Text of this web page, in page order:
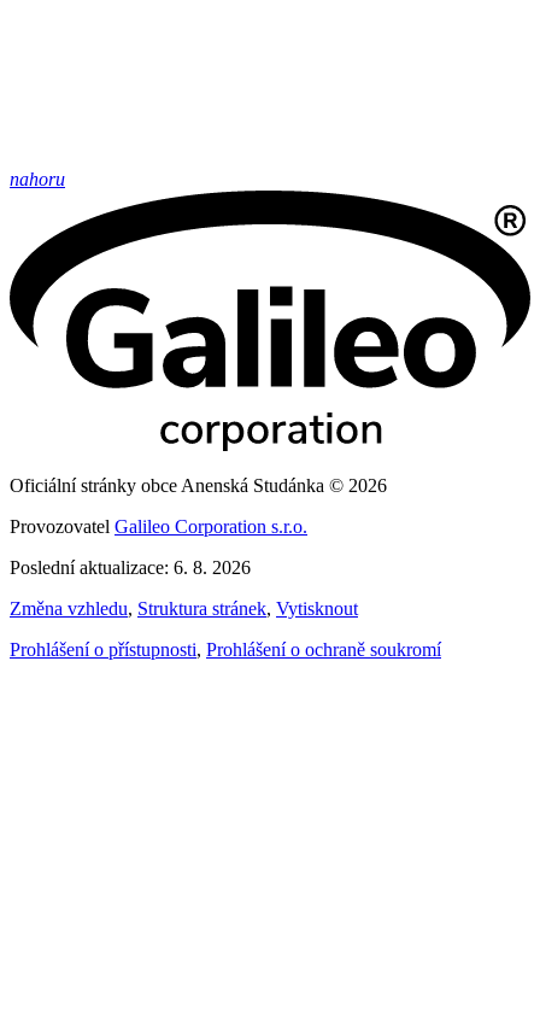
nahoru
Oficiální stránky obce Anenská Studánka © 2026
Provozovatel Galileo Corporation s.r.o.
Poslední aktualizace: 6. 8. 2026
Změna vzhledu, Struktura stránek, Vytisknout
Prohlášení o přístupnosti, Prohlášení o ochraně soukromí